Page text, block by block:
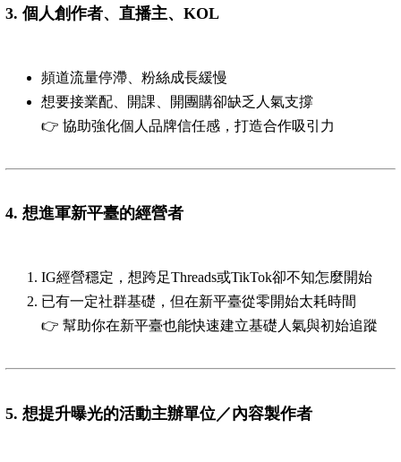
3. 個人創作者、直播主、 KOL
頻道流量停滯、粉絲成長緩慢
想要接業配、開課、開團購卻缺乏人氣支撐
👉 協助強化個人品牌信任感，打造合作吸引力
4. 想進軍新平臺的經營者
IG經營穩定，想跨足Threads或TikTok卻不知怎麼開始
已有一定社群基礎，但在新平臺從零開始太耗時間
👉 幫助你在新平臺也能快速建立基礎人氣與初始追蹤
5. 想提升曝光的活動主辦單位／內容製作者